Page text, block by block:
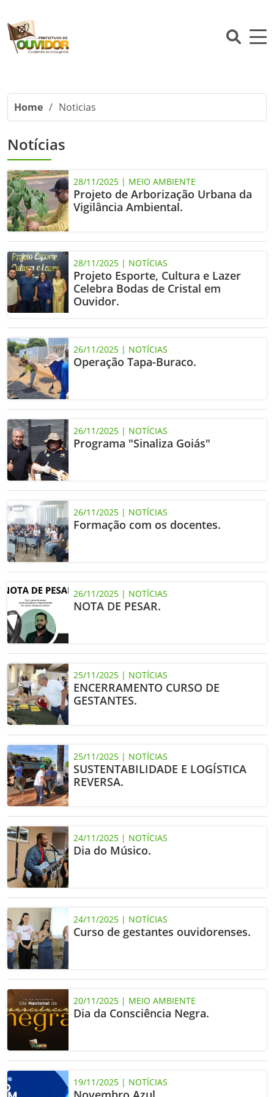
Home / Noticias
Notícias
28/11/2025 | MEIO AMBIENTE
Projeto de Arborização Urbana da
Vigilância Ambiental.
28/11/2025 | NOTÍCIAS
Projeto Esporte, Cultura e Lazer
Celebra Bodas de Cristal em
Ouvidor.
26/11/2025 | NOTÍCIAS
Operação Tapa-Buraco.
26/11/2025 | NOTÍCIAS
Programa "Sinaliza Goiás"
26/11/2025 | NOTÍCIAS
Formação com os docentes.
26/11/2025 | NOTÍCIAS
NOTA DE PESAR.
25/11/2025 | NOTÍCIAS
ENCERRAMENTO CURSO DE
GESTANTES.
25/11/2025 | NOTÍCIAS
SUSTENTABILIDADE E LOGÍSTICA
REVERSA.
24/11/2025 | NOTÍCIAS
Dia do Músico.
24/11/2025 | NOTÍCIAS
Curso de gestantes ouvidorenses.
20/11/2025 | MEIO AMBIENTE
Dia da Consciência Negra.
19/11/2025 | NOTÍCIAS